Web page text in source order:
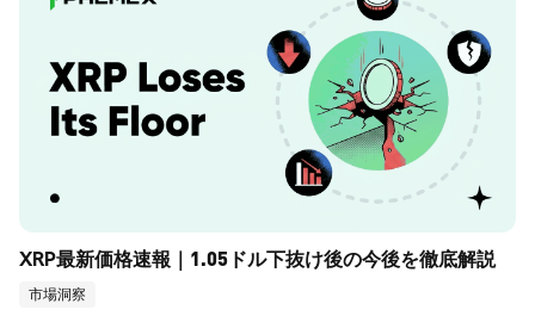
XRP最新価格速報｜1.05ドル下抜け後の今後を徹底解説
市場洞察